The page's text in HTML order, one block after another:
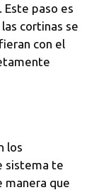
paso es
cortinas se
con el
los
sistema te
manera que